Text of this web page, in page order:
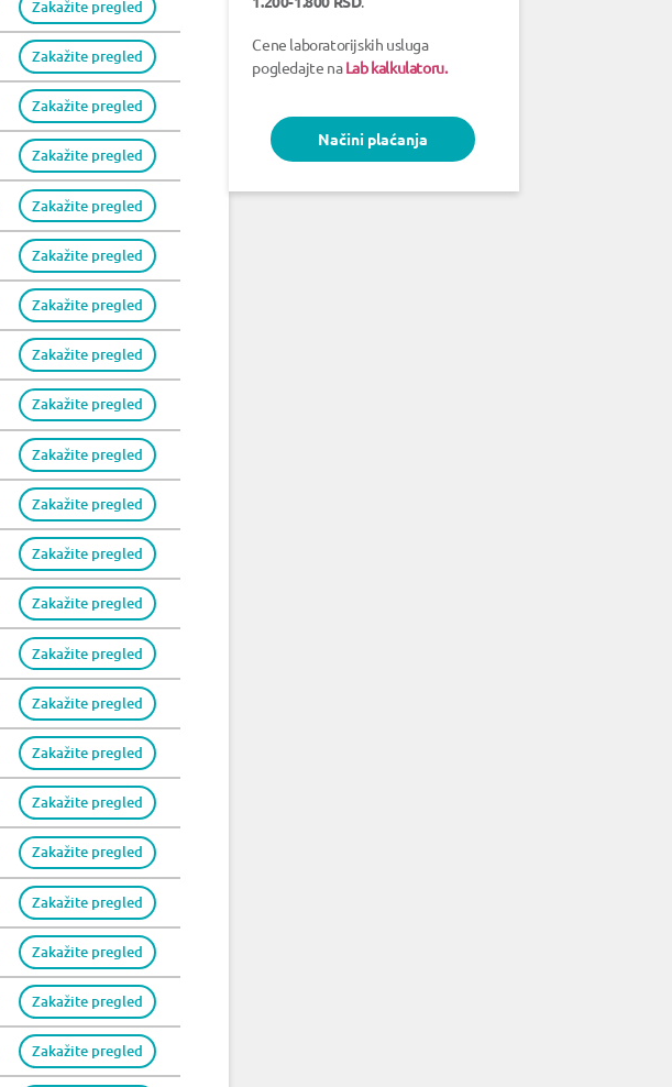
Zakažite pregled
Zakažite pregled
Zakažite pregled
Zakažite pregled
Zakažite pregled
Zakažite pregled
Zakažite pregled
Zakažite pregled
Zakažite pregled
Zakažite pregled
Zakažite pregled
Zakažite pregled
Zakažite pregled
Zakažite pregled
Zakažite pregled
Zakažite pregled
Zakažite pregled
Zakažite pregled
Zakažite pregled
Zakažite pregled
Zakažite pregled
Zakažite pregled
Cene laboratorijskih usluga
pogledajte naLab kalkulatoru.
Načini plaćanja